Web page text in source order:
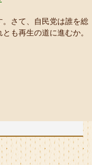
さて、自民党は誰を総
も再生の道に進むか。